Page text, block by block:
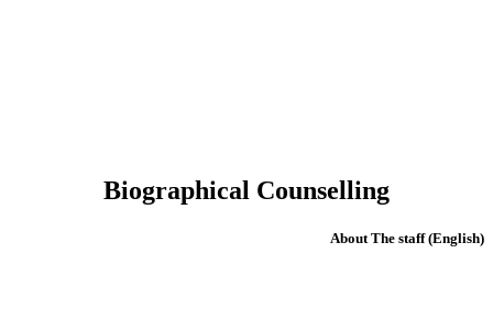
Biographical Counselling
(English) About The staff